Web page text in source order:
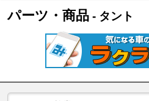
パーツ・商品 - タント